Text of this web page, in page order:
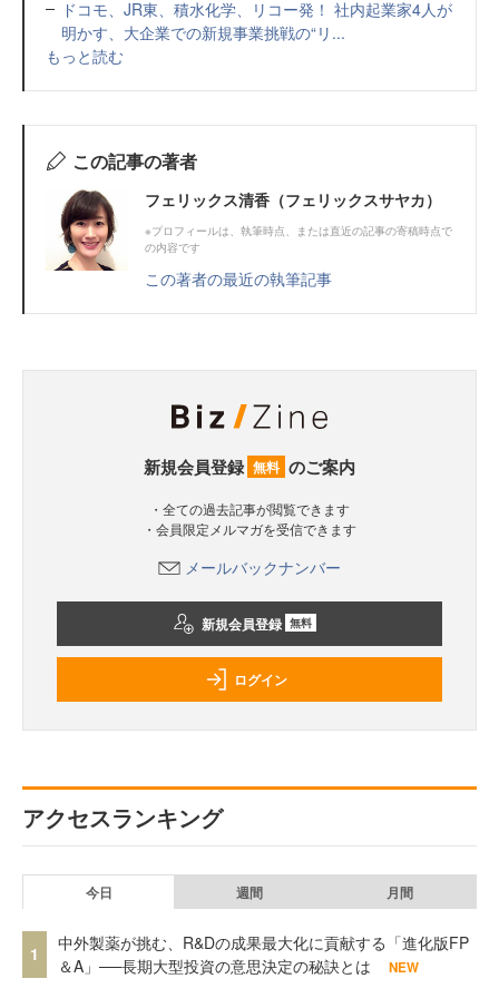
ドコモ、JR東、積水化学、リコー発！ 社内起業家4人が
明かす、大企業での新規事業挑戦の“リ...
もっと読む
この記事の著者
フェリックス清香（フェリックスサヤカ）
※プロフィールは、執筆時点、または直近の記事の寄稿時点で
の内容です
この著者の最近の執筆記事
新規会員登録 無料 のご案内
・全ての過去記事が閲覧できます
・会員限定メルマガを受信できます
メールバックナンバー
新規会員登録 無料
ログイン
アクセスランキング
今日 週間 月間
1
中外製薬が挑む、R&Dの成果最大化に貢献する「進化版FP
＆A」──長期大型投資の意思決定の秘訣とは
NEW